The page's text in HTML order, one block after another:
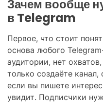
Зачем вообще
в Telegram
Первое, что стоит
основа любого
аудитории, нет
только создаёте
если вы пишете
увидит. Подписчики